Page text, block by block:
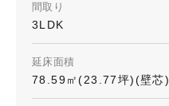
間取り
3LDK
延床面積
78.59㎡(23.77坪)(壁芯)